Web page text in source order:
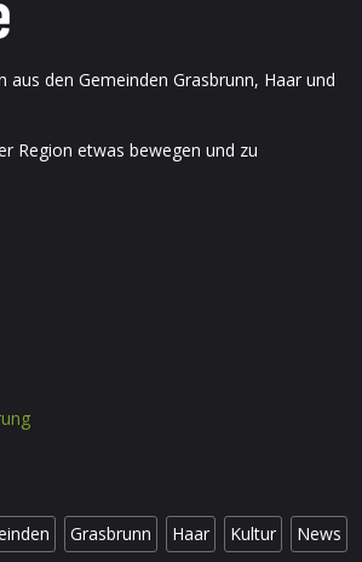
aus den Gemeinden Grasbrunn, Haar und
Region etwas bewegen und zu
Grasbrunn Haar Kultur News